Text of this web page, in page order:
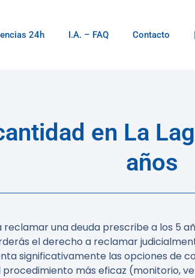
24h I.A. – FAQ Contacto |
en La
años
reclamar una deuda prescribe a los 5
el derecho a reclamar
significativamente las opciones de
más eficaz (monitorio,